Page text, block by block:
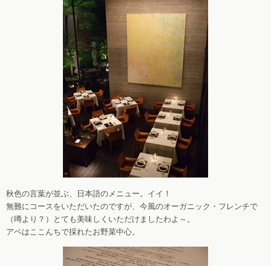
秋色の言葉が並ぶ、日本語のメニュー。イイ！
無難にコースをいただいたのですが、今風のオーガニック・フレンチで
（噂より？）とても美味しくいただけましたわよ～。
アペはここんちで採れたお野菜中心。